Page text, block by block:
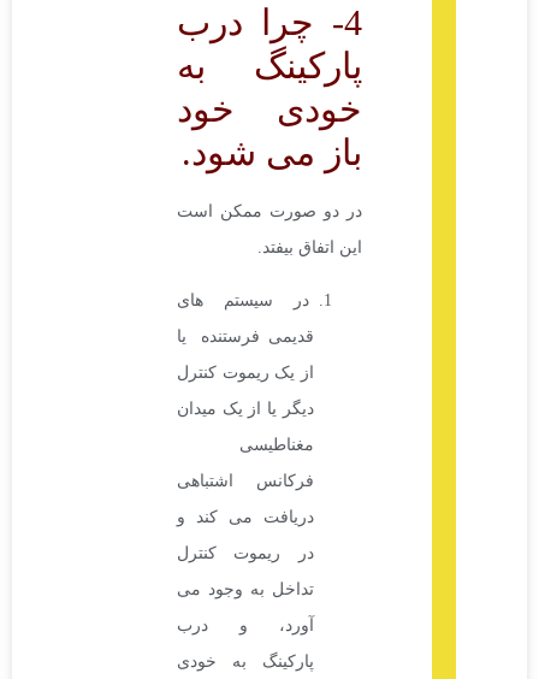
4- چرا درب
پارکینگ به
خودی خود
باز می شود.
در دو صورت ممکن است
در سیستم های
قدیمی فرستنده یا
از یک ریموت کنترل
دیگر یا از یک میدان
فرکانس اشتباهی
دریافت می کند و
در ریموت کنترل
تداخل به وجود می
آورد، و درب
پارکینگ به خودی